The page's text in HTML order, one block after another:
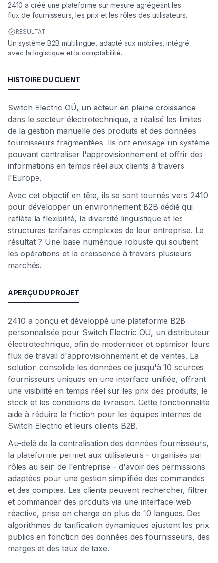
2410 a créé une plateforme sur mesure agrégeant les
flux de fournisseurs, les prix et les rôles des utilisateurs.
RÉSULTAT
Un système B2B multilingue, adapté aux mobiles, intégré
avec la logistique et la comptabilité.
HISTOIRE DU CLIENT
Switch Electric OÜ, un acteur en pleine croissance
dans le secteur électrotechnique, a réalisé les limites
de la gestion manuelle des produits et des données
fournisseurs fragmentées. Ils ont envisagé un système
pouvant centraliser l'approvisionnement et offrir des
informations en temps réel aux clients à travers
l'Europe.
Avec cet objectif en tête, ils se sont tournés vers 2410
pour développer un environnement B2B dédié qui
reflète la flexibilité, la diversité linguistique et les
structures tarifaires complexes de leur entreprise. Le
résultat ? Une base numérique robuste qui soutient
les opérations et la croissance à travers plusieurs
marchés.
APERÇU DU PROJET
2410 a conçu et développé une plateforme B2B
personnalisée pour Switch Electric OÜ, un distributeur
électrotechnique, afin de moderniser et optimiser leurs
flux de travail d'approvisionnement et de ventes. La
solution consolide les données de jusqu'à 10 sources
fournisseurs uniques en une interface unifiée, offrant
une visibilité en temps réel sur les prix des produits, le
stock et les conditions de livraison. Cette fonctionnalité
aide à réduire la friction pour les équipes internes de
Switch Electric et leurs clients B2B.
Au-delà de la centralisation des données fournisseurs,
la plateforme permet aux utilisateurs - organisés par
rôles au sein de l'entreprise - d'avoir des permissions
adaptées pour une gestion simplifiée des commandes
et des comptes. Les clients peuvent rechercher, filtrer
et commander des produits via une interface web
réactive, prise en charge en plus de 10 langues. Des
algorithmes de tarification dynamiques ajustent les prix
publics en fonction des données des fournisseurs, des
marges et des taux de taxe.